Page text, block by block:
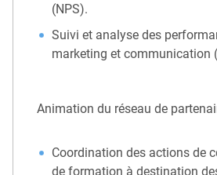
(NPS).
Suivi et analyse des
marketing et communication
Animation du réseau de
Coordination des actions de
de formation à destination